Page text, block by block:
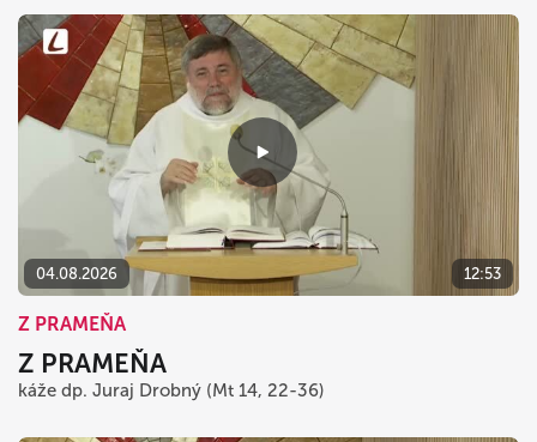
04.08.2026 12:53
Z PRAMEŇA
Z PRAMEŇA
káže dp. Juraj Drobný (Mt 14, 22-36)